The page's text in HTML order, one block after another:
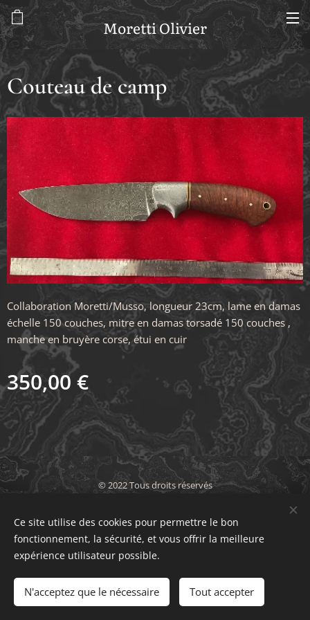
Moretti Olivier
Couteau de camp
Collaboration Moretti/Musso, longueur 23cm, lame en damas
échelle 150 couches, mitre en damas torsadé 150 couches ,
manche en bruyère corse, étui en cuir
350,00€
Épuisé
© 2022 Tous droits réservés
Optimisé parWebnode Cookies
Ce site utilise des cookies pour permettre le bon
fonctionnement, la sécurité, et vous offrir la meilleure
expérience utilisateur possible.
N'acceptez que le nécessaire Tout accepter